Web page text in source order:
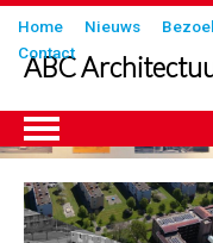
Overslaan
en
naar
inhoud
gaan
Submenu
Home Nieuws
Contact
ABC